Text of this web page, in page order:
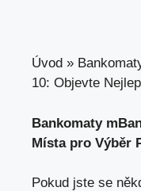
Úvod »
10: Objevte
Bankomaty
Místa pro Výběr
Pokud jste se